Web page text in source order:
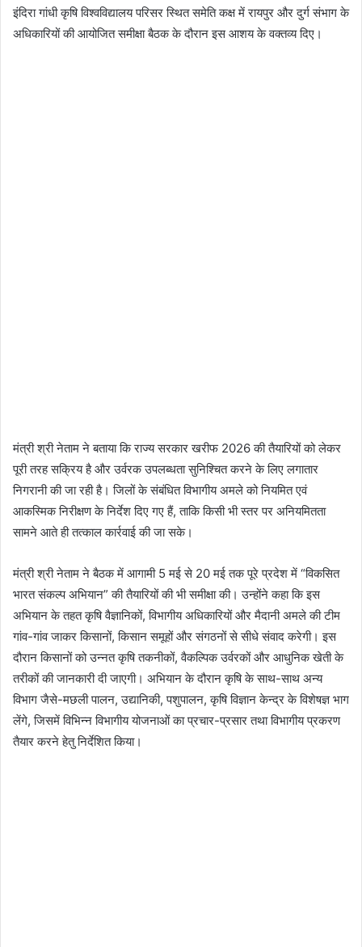
इंदिरा गांधी कृषि विश्वविद्यालय परिसर स्थित समेति कक्ष में रायपुर और दुर्ग संभाग के
अधिकारियों की आयोजित समीक्षा बैठक के दौरान इस आशय के वक्तव्य दिए।
मंत्री श्री नेताम ने बताया कि राज्य सरकार खरीफ 2026 की तैयारियों को लेकर
पूरी तरह सक्रिय है और उर्वरक उपलब्धता सुनिश्चित करने के लिए लगातार
निगरानी की जा रही है। जिलों के संबंधित विभागीय अमले को नियमित एवं
आकस्मिक निरीक्षण के निर्देश दिए गए हैं, ताकि किसी भी स्तर पर अनियमितता
सामने आते ही तत्काल कार्रवाई की जा सके।
मंत्री श्री नेताम ने बैठक में आगामी 5 मई से 20 मई तक पूरे प्रदेश में “विकसित
भारत संकल्प अभियान” की तैयारियों की भी समीक्षा की। उन्होंने कहा कि इस
अभियान के तहत कृषि वैज्ञानिकों, विभागीय अधिकारियों और मैदानी अमले की टीम
गांव-गांव जाकर किसानों, किसान समूहों और संगठनों से सीधे संवाद करेगी। इस
दौरान किसानों को उन्नत कृषि तकनीकों, वैकल्पिक उर्वरकों और आधुनिक खेती के
तरीकों की जानकारी दी जाएगी। अभियान के दौरान कृषि के साथ-साथ अन्य
विभाग जैसे-मछली पालन, उद्यानिकी, पशुपालन, कृषि विज्ञान केन्द्र के विशेषज्ञ भाग
लेंगे, जिसमें विभिन्न विभागीय योजनाओं का प्रचार-प्रसार तथा विभागीय प्रकरण
तैयार करने हेतु निर्देशित किया।